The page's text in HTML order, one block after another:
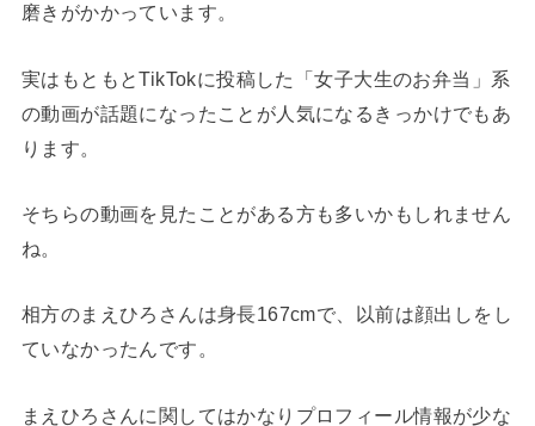
磨きがかかっています。
実はもともとTikTokに投稿した「女子大生のお弁当」系
の動画が話題になったことが人気になるきっかけでもあ
ります。
そちらの動画を見たことがある方も多いかもしれません
ね。
相方のまえひろさんは身長167cmで、以前は顔出しをし
ていなかったんです。
まえひろさんに関してはかなりプロフィール情報が少な